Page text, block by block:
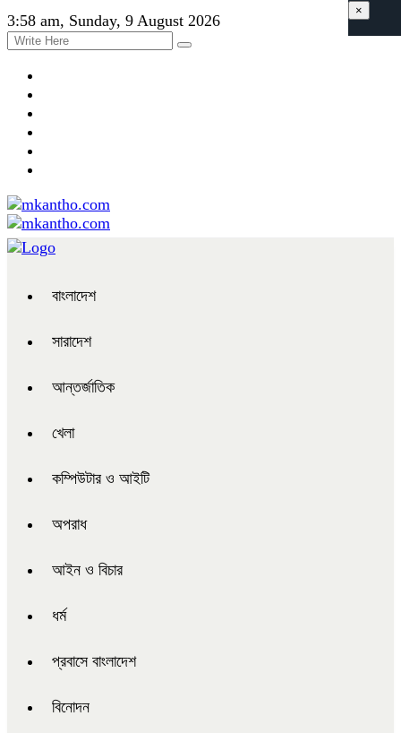
3:58 am, Sunday, 9 August 2026
বাংলাদেশ
সারাদেশ
আন্তর্জাতিক
খেলা
কম্পিউটার ও আইটি
অপরাধ
আইন ও বিচার
ধর্ম
প্রবাসে বাংলাদেশ
বিনোদন
×